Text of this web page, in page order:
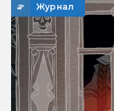
Журнал